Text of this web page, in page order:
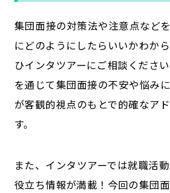
集団面接の対策法や注意点など
にどのようにしたらいいかわか
ひインタツアーにご相談くださ
を通じて集団面接の不安や悩み
が客観的視点のもとで的確なア
す。
また、インタツアーでは就職活
役立ち情報が満載！今回の集団